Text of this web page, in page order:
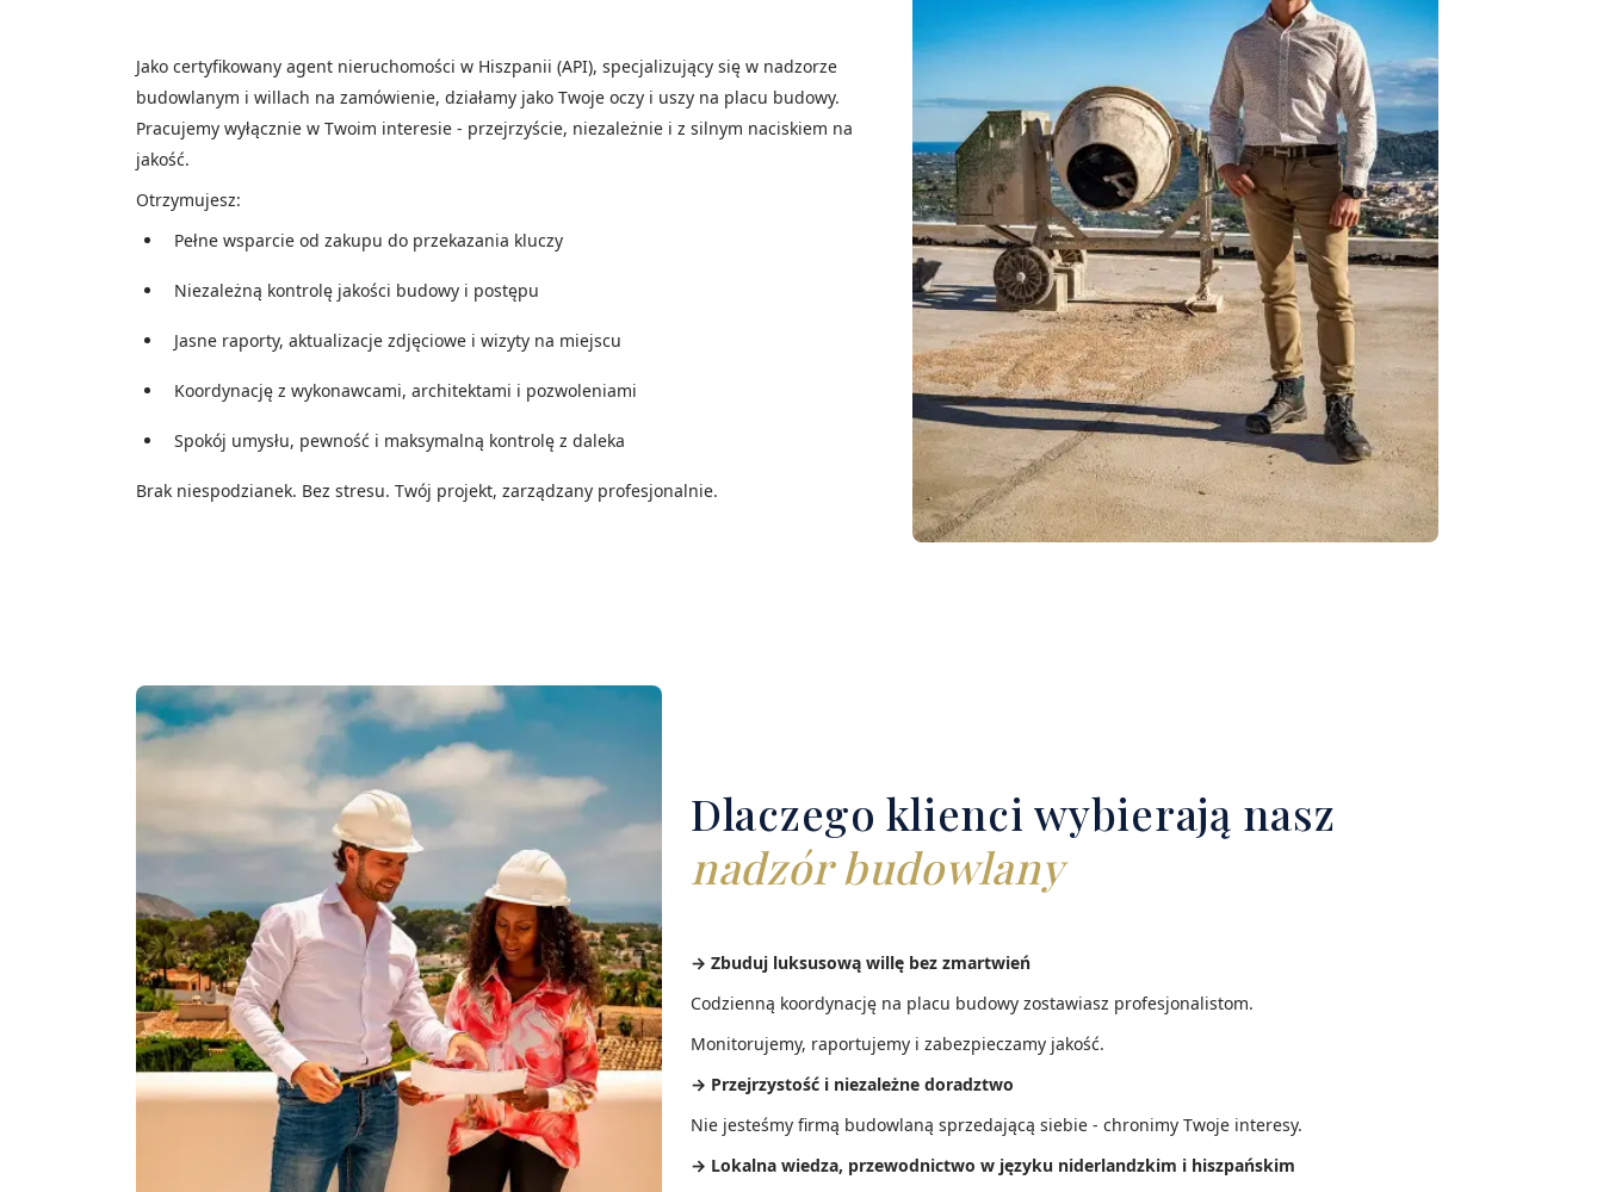
Jako certyfikowany agent nieruchomości w Hiszpanii (API), specjalizujący się w nadzorze
budowlanym i willach na zamówienie, działamy jako Twoje oczy i uszy na placu budowy.
Pracujemy wyłącznie w Twoim interesie - przejrzyście, niezależnie i z silnym naciskiem na
jakość.
Otrzymujesz:
Pełne wsparcie od zakupu do przekazania kluczy
Niezależną kontrolę jakości budowy i postępu
Jasne raporty, aktualizacje zdjęciowe i wizyty na miejscu
Koordynację z wykonawcami, architektami i pozwoleniami
Spokój umysłu, pewność i maksymalną kontrolę z daleka
Brak niespodzianek. Bez stresu. Twój projekt, zarządzany profesjonalnie.
Dlaczego klienci wybierają nasz
nadzór budowlany
→ Zbuduj luksusową willę bez zmartwień
Codzienną koordynację na placu budowy zostawiasz profesjonalistom.
Monitorujemy, raportujemy i zabezpieczamy jakość.
→ Przejrzystość i niezależne doradztwo
Nie jesteśmy firmą budowlaną sprzedającą siebie - chronimy Twoje interesy.
→ Lokalna wiedza, przewodnictwo w języku niderlandzkim i hiszpańskim